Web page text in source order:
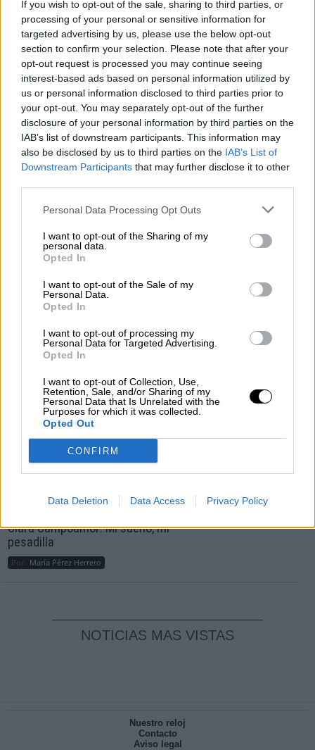
If you wish to opt-out of the sale, sharing to third parties, or
processing of your personal or sensitive information for
targeted advertising by us, please use the below opt-out
section to confirm your selection. Please note that after your
opt-out request is processed you may continue seeing
interest-based ads based on personal information utilized by
us or personal information disclosed to third parties prior to
your opt-out. You may separately opt-out of the further
disclosure of your personal information by third parties on the
IAB’s list of downstream participants. This information may
also be disclosed by us to third parties on the IAB’s List of
Downstream Participants that may further disclose it to other
Personal Data Processing Opt Outs
I want to opt-out of the Sharing of my
personal data.
Opted In
I want to opt-out of the Sale of my
Personal Data.
Opted In
I want to opt-out of processing my
Personal Data for Targeted Advertising.
Opted In
I want to opt-out of Collection, Use,
Retention, Sale, and/or Sharing of my
Personal Data that Is Unrelated with the
Purposes for which it was collected.
Opted Out
CONFIRM
Data Deletion Data Access Privacy Policy
recuperar lo perdido en la derrota electoral
PorJose Luis Martín
Más artículos de este autor
domingo, 14 de noviembre de 2021
OPINIONES DIVERSAS
¿La ciudadanía de Occidente es
consciente del riesgo de una tercera
guerra mundial?
Por Álvaro Frutos Rosado y Gabinete Geopolítica de
Crisis
Suelta y confía
María Comesaña
Votantes y votados
El Conflicto de Oriente Medio: Un Nuevo
Orden Autoritario en Construcción
Álvaro Frutos Rosado y Gabinete Geopolítica de
Crisis
Reconquista leonesa
Carlos Miranda
Clara Campoamor: Mi sueño, mi
pesadilla
Por María Pérez Herrero
NOTICIAS MAS VISTAS
Nuestro reloj
Contacto
Aviso legal